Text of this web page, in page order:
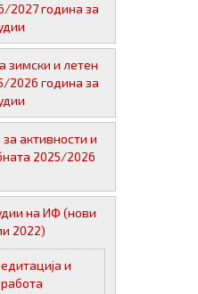
2027 година за
зимски и летен
2026 година за
активности и
2025/2026
на ИФ (нови
2022)
и